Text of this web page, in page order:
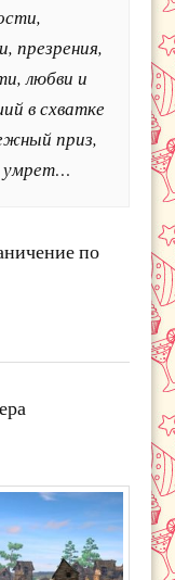
презрения,
любви и
в схватке
приз,
умрет…
по